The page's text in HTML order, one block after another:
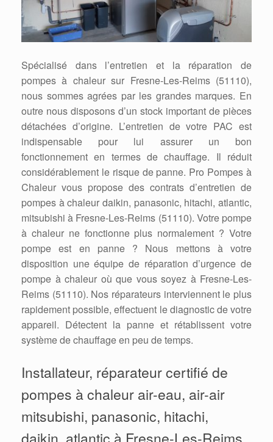
Spécialisé dans l’entretien et la réparation de
pompes à chaleur sur Fresne-Les-Reims (51110),
nous sommes agrées par les grandes marques. En
outre nous disposons d’un stock important de pièces
détachées d’origine. L’entretien de votre PAC est
indispensable pour lui assurer un bon
fonctionnement en termes de chauffage. Il réduit
considérablement le risque de panne. Pro Pompes à
Chaleur vous propose des contrats d’entretien de
pompes à chaleur daikin, panasonic, hitachi, atlantic,
mitsubishi à Fresne-Les-Reims (51110). Votre pompe
à chaleur ne fonctionne plus normalement ? Votre
pompe est en panne ? Nous mettons à votre
disposition une équipe de réparation d’urgence de
pompe à chaleur où que vous soyez à Fresne-Les-
Reims (51110). Nos réparateurs interviennent le plus
rapidement possible, effectuent le diagnostic de votre
appareil. Détectent la panne et rétablissent votre
système de chauffage en peu de temps.
Installateur, réparateur certifié de
pompes à chaleur air-eau, air-air
mitsubishi, panasonic, hitachi,